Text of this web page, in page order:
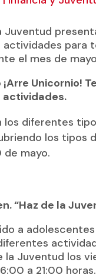
Juventud
para
el mes de
Unicornio!
los diferentes
los tipos
de mayo.
“Haz de la
a
la Juventud los
a 21:00 horas.